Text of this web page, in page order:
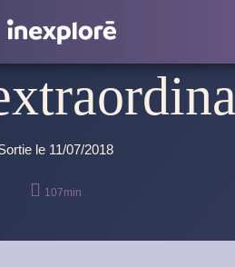
le 11/07/2018
 107min